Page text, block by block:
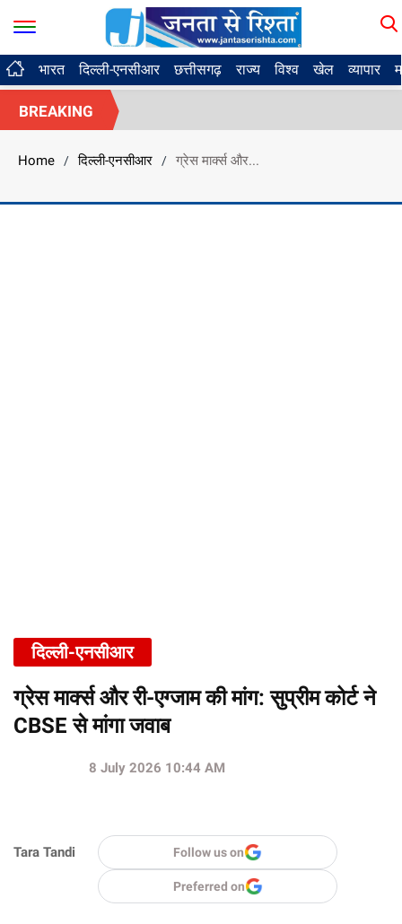
भारत दिल्ली-एनसीआर छत्तीसगढ़ राज्य विश्व खेल व्यापार
BREAKING
Home / दिल्ली-एनसीआर / ग्रेस मार्क्स और...
दिल्ली-एनसीआर
ग्रेस मार्क्स और री-एग्जाम की मांग: सुप्रीम कोर्ट ने
CBSE से मांगा जवाब
Tara Tandi
8 July 2026 10:44 AM
Follow us on
Preferred on